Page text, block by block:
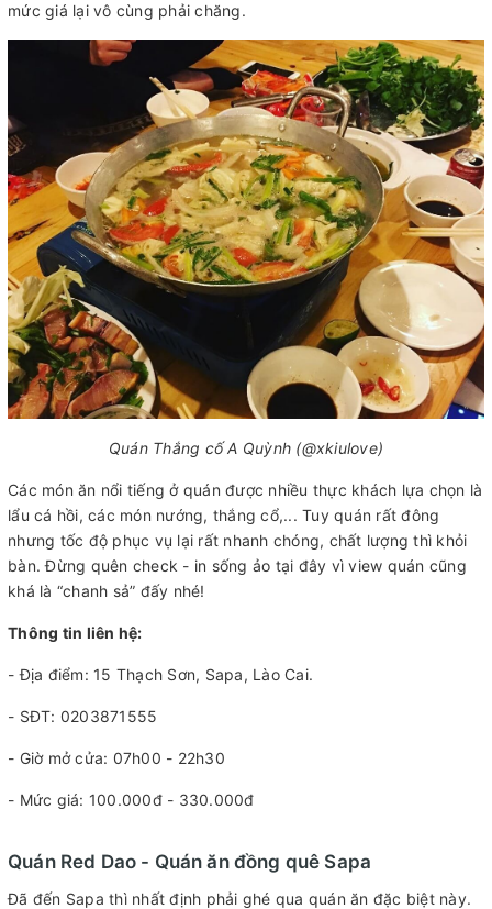
mức giá lại vô cùng phải chăng.
Quán Thắng cố A Quỳnh (@xkiulove)
Các món ăn nổi tiếng ở quán được nhiều thực khách lựa chọn là
lẩu cá hồi, các món nướng, thắng cổ,... Tuy quán rất đông
nhưng tốc độ phục vụ lại rất nhanh chóng, chất lượng thì khỏi
bàn. Đừng quên check - in sống ảo tại đây vì view quán cũng
khá là “chanh sả” đấy nhé!
Thông tin liên hệ:
- Địa điểm: 15 Thạch Sơn, Sapa, Lào Cai.
- SĐT: 0203871555
- Giờ mở cửa: 07h00 - 22h30
- Mức giá: 100.000đ - 330.000đ
Quán Red Dao - Quán ăn đồng quê Sapa
Đã đến Sapa thì nhất định phải ghé qua quán ăn đặc biệt này.